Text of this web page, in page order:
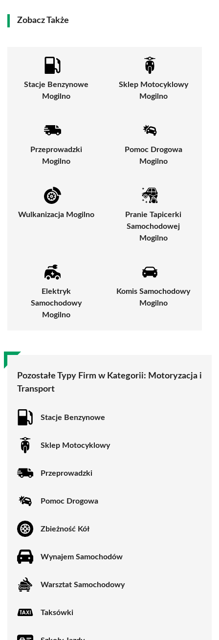
Zobacz Także
Stacje Benzynowe
Mogilno
Sklep Motocyklowy
Mogilno
Przeprowadzki
Mogilno
Pomoc Drogowa
Mogilno
Wulkanizacja Mogilno
Pranie Tapicerki
Samochodowej
Mogilno
Elektryk
Samochodowy
Mogilno
Komis Samochodowy
Mogilno
Pozostałe Typy Firm w Kategorii: Motoryzacja i
Transport
Stacje Benzynowe
Sklep Motocyklowy
Przeprowadzki
Pomoc Drogowa
Zbieżność Kół
Wynajem Samochodów
Warsztat Samochodowy
Taksówki